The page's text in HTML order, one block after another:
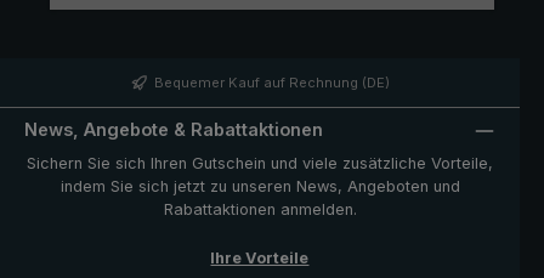
Bequemer Kauf auf Rechnung (DE)
News, Angebote & Rabattaktionen
Sichern Sie sich Ihren Gutschein und viele zusätzliche Vorteile,
indem Sie sich jetzt zu unseren News, Angeboten und
Rabattaktionen anmelden.
Ihre Vorteile